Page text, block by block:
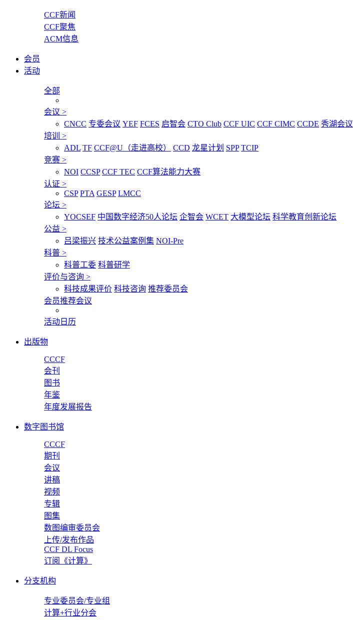
CCF新闻
CCF聚焦
ACM信息
会员
活动
全部
会议 >
CNCC 专委会议 YEF FCES 启智会 CTO Club CCF UIC CCF CIMC CCDE 秀湖会议
培训 >
ADL TF CCF@U（走进高校） CCD 龙星计划 SPP TCIP
竞赛 >
NOI CCSP CCF TEC CCF算法能力大赛
认证 >
CSP PTA GESP LMCC
论坛 >
YOCSEF 中国数字经济50人论坛 企智会 WCET 大模型论坛 科学教育创新论坛
公益 >
吕梁振兴 技术公益案例集 NOI-Pre
科普 >
科普工委 科普研学
评价与咨询 >
科技成果评价 科技咨询 推荐委员会
会员推荐会议
活动日历
出版物
CCCF
会刊
图书
年鉴
年度发展报告
数字图书馆
CCCF
期刊
会议
讲稿
视频
专辑
图集
数图编审委员会
上传/发布作品
CCF DL Focus
订阅《计算》
分支机构
专业委员会/专业组
计算+行业分会